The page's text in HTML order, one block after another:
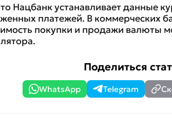
Нацбанк устанавливает данные
платежей. В коммерческих
покупки и продажи валюты
Поделиться
WhatsApp Telegram